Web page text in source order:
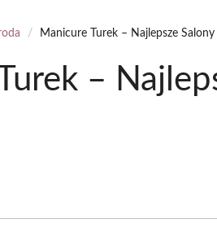
/ Manicure Turek – Najlepsze
–